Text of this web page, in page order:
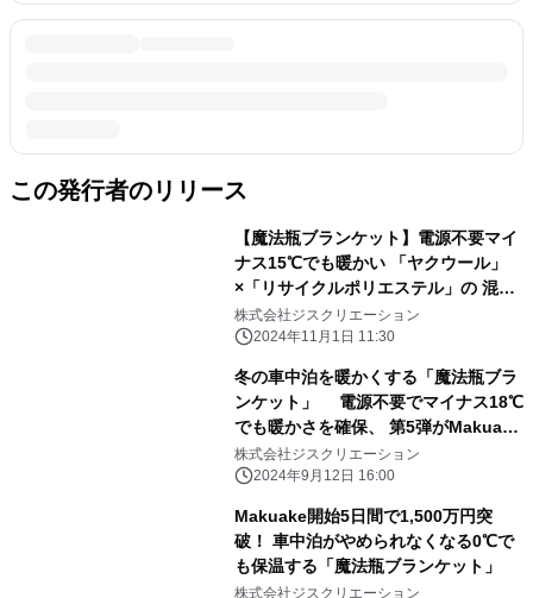
この発行者のリリース
【魔法瓶ブランケット】電源不要マイ
ナス15℃でも暖かい 「ヤクウール」
×「リサイクルポリエステル」の 混合
綿を追加した6層構造 環境に優しく
保温性の高い新しい魔法瓶ブランケッ
株式会社ジスクリエーション
2024年11月1日 11:30
冬の車中泊を暖かくする「魔法瓶ブラ
ンケット」 電源不要でマイナス18℃
でも暖かさを確保、 第5弾がMakuake
にて先行販売開始
株式会社ジスクリエーション
2024年9月12日 16:00
Makuake開始5日間で1,500万円突
破！ 車中泊がやめられなくなる0℃で
も保温する「魔法瓶ブランケット」
株式会社ジスクリエーション